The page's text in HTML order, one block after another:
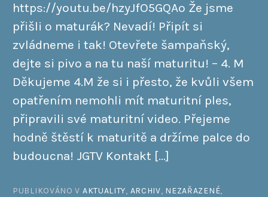
https://youtu.be/hzyJfO5GQAo Že jsme
přišli o maturák? Nevadí! Připít si
zvládneme i tak! Otevřete šampaňský,
dejte si pivo a na tu naší maturitu! – 4. M
Děkujeme 4.M že si i přesto, že kvůli všem
opatřením nemohli mít maturitní ples,
připravili své maturitní video. Přejeme
hodně štěstí k maturitě a držíme palce do
budoucna! JGTV Kontakt […]
PUBLIKOVÁNO V AKTUALITY, ARCHIV, NEZAŘAZENÉ,